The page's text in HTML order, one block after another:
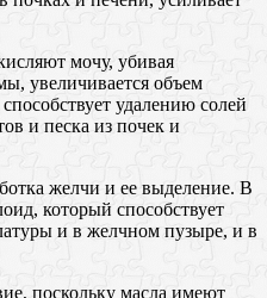
мочу, убивая
увеличивается объем
удалению солей
и песка из почек и
желчи и ее выделение. В
который способствует
и в желчном пузыре, и в
поскольку масла имеют